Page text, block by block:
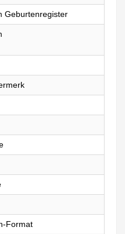
Geburtenregister
Format